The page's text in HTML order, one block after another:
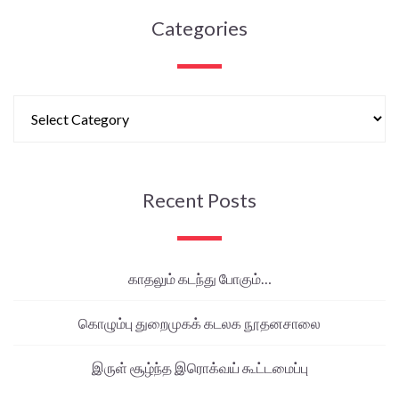
Categories
Recent Posts
காதலும் கடந்து போகும்…
கொழும்பு துறைமுகக் கடலக நூதனசாலை
இருள் சூழ்ந்த இரொக்வய் கூட்டமைப்பு